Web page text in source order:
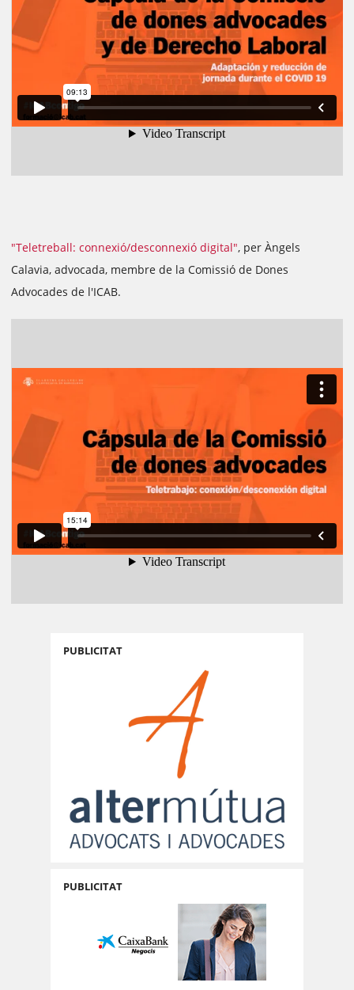
"Teletreball: connexió/desconnexió digital", per Àngels
Calavia, advocada, membre de la Comissió de Dones
Advocades de l'ICAB.
PUBLICITAT
PUBLICITAT